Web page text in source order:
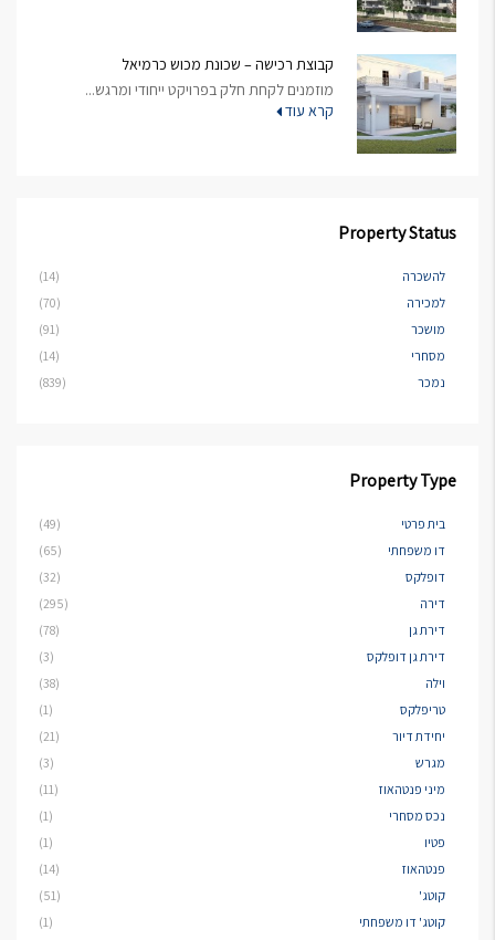
קבוצת רכישה – שכונת מכוש כרמיאל
מוזמנים לקחת חלק בפרויקט ייחודי ומרגש...
קרא עוד
Property Status
להשכרה
(14)
למכירה
(70)
מושכר
(91)
מסחרי
(14)
נמכר
(839)
Property Type
בית פרטי
(49)
דו משפחתי
(65)
דופלקס
(32)
דירה
(295)
דירת גן
(78)
דירת גן דופלקס
(3)
וילה
(38)
טריפלקס
(1)
יחידת דיור
(21)
מגרש
(3)
מיני פנטהאוז
(11)
נכס מסחרי
(1)
פטיו
(1)
פנטהאוז
(14)
קוטג'
(51)
קוטג' דו משפחתי
(1)